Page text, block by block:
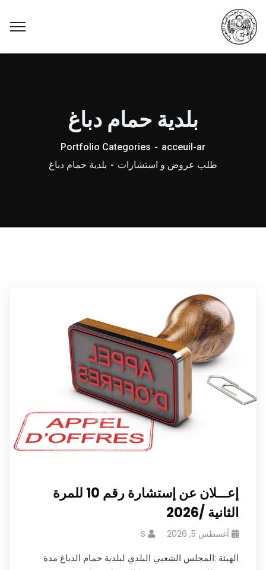
بلدية حمام دباغ
acceuil-ar
Portfolio Categories
طلب عروض و استشارات
بلدية حمام دباغ
إعـــلان عن إستشارة رقم 10 للمرة
الثانية /2026
أغسطس 5, 2026 S
الهيئة :المجلس الشعبي البلدي لبلدية حمام الدباغ مدة